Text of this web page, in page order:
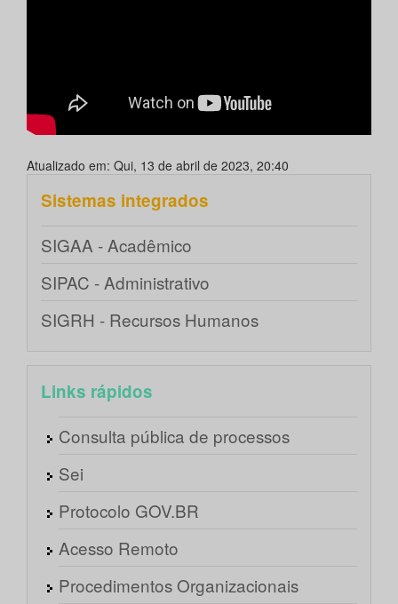
Atualizado em: Qui, 13 de abril de 2023, 20:40
Sistemas integrados
SIGAA - Acadêmico
SIPAC - Administrativo
SIGRH - Recursos Humanos
Links rápidos
Consulta pública de processos
Sei
Protocolo GOV.BR
Acesso Remoto
Procedimentos Organizacionais